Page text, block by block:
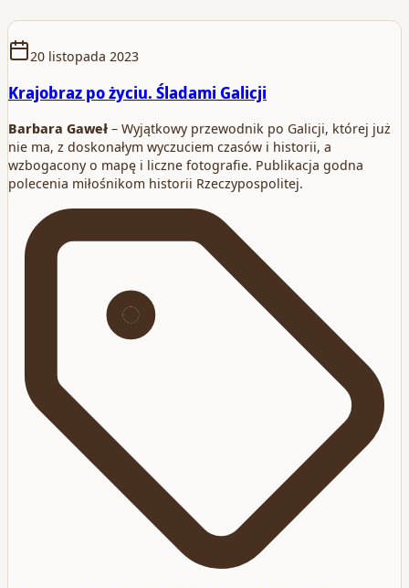
20 listopada 2023
Krajobraz po życiu. Śladami Galicji
Barbara Gaweł – Wyjątkowy przewodnik po Galicji, której już
nie ma, z doskonałym wyczuciem czasów i historii, a
wzbogacony o mapę i liczne fotografie. Publikacja godna
polecenia miłośnikom historii Rzeczypospolitej.